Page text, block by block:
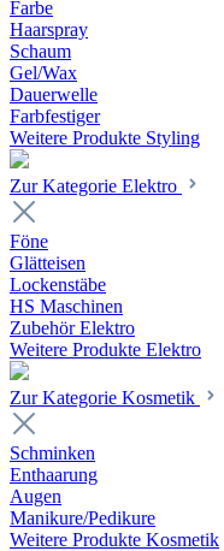
Farbe
Haarspray
Schaum
Gel/Wax
Dauerwelle
Farbfestiger
Weitere Produkte Styling
Zur Kategorie Elektro
Föne
Glätteisen
Lockenstäbe
HS Maschinen
Zubehör Elektro
Weitere Produkte Elektro
Zur Kategorie Kosmetik
Schminken
Enthaarung
Augen
Manikure/Pedikure
Weitere Produkte Kosmetik